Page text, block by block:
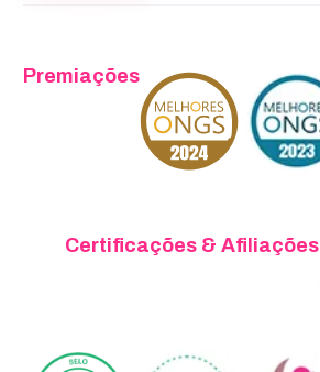
Premiações
Certificações & Afiliações